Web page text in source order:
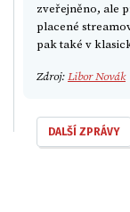
zveřejněno, ale
placené
pak také v
Zdroj:Libor Novák
DALŠÍ ZPRÁVY